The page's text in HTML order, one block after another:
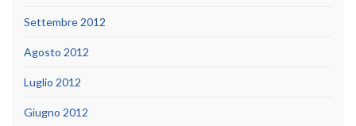
Settembre 2012
Agosto 2012
Luglio 2012
Giugno 2012